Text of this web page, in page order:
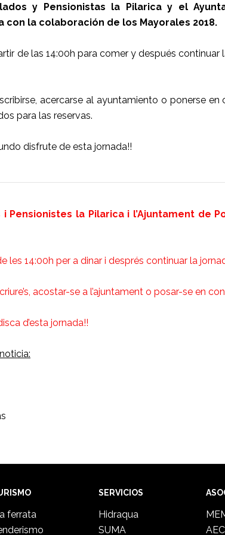
y Pensionistas la Pilarica y el
con la colaboración de los Mayorales 2018.
de las 14:00h para comer y después continuar
acercarse al ayuntamiento o ponerse
para las reservas.
disfrute de esta jornada!!
i Pensionistes la Pilarica i l’Ajuntament
les 14:00h per a dinar i després continuar la
acostar-se a l’ajuntament o posar-se en
d’esta jornada!!
ferrata
SERVICIOS
Hidraqua
SUMA